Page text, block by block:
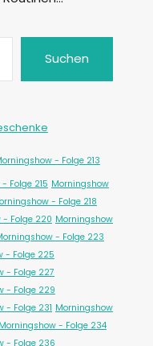
Suchen
- Folge 213
Folge 215 Morningshow
- Folge 218
- Folge 220 Morningshow
- Folge 223
- Folge 225
- Folge 227
- Folge 229
- Folge 231 Morningshow
Morningshow - Folge 234
- Folge 236